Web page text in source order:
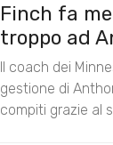
Finch fa
troppo ad
Il coach dei
gestione di
compiti grazie al